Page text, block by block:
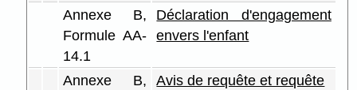
Annexe B,
Formule AA-
14.1
Déclaration d'engagement
envers l'enfant
Annexe B,
Avis de requête et requête